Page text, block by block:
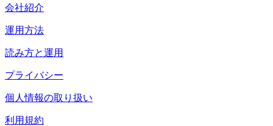
会社紹介
運用方法
読み方と運用
プライバシー
個人情報の取り扱い
利用規約